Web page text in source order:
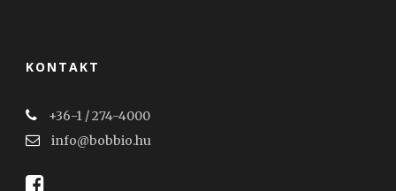
KONTAKT
+36-1 / 274-4000
info@bobbio.hu